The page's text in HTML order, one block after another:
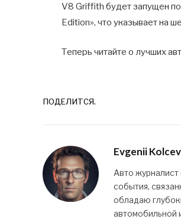
V8 Griffith будет запущен
Edition», что указывает на
Теперь читайте о лучших
ПОДЕЛИТСЯ.
Evgenii
Авто
события,
обладаю
автомобильной